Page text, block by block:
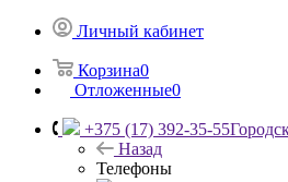
Личный кабинет
Корзина0
Отложенные0
+375 (17) 392-35-55
Назад
Телефоны